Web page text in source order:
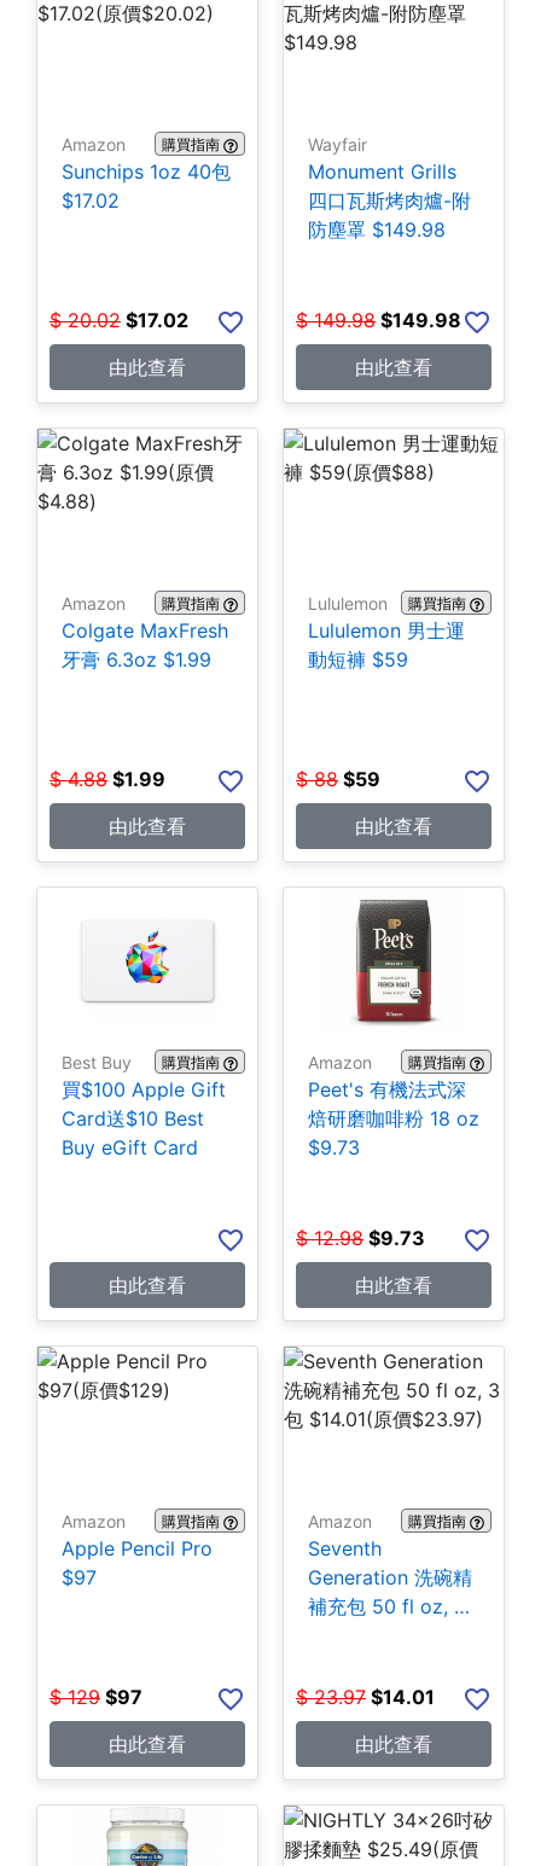
Amazon 購買指南
Sunchips 1oz 40包
$17.02
$ 20.02 $17.02
由此查看
Wayfair
Monument Grills
四口瓦斯烤肉爐-附
防塵罩 $149.98
$ 149.98 $149.98
由此查看
Amazon 購買指南
Colgate MaxFresh
牙膏 6.3oz $1.99
$ 4.88 $1.99
由此查看
Lululemon 購買指南
Lululemon 男士運
動短褲 $59
$ 88 $59
由此查看
Best Buy 購買指南
買$100 Apple Gift
Card送$10 Best
Buy eGift Card
由此查看
Amazon 購買指南
Peet's 有機法式深
焙研磨咖啡粉 18 oz
$9.73
$ 12.98 $9.73
由此查看
Amazon 購買指南
Apple Pencil Pro
$97
$ 129 $97
由此查看
Amazon 購買指南
Seventh
Generation 洗碗精
補充包 50 fl oz, 3
$ 23.97 $14.01
由此查看